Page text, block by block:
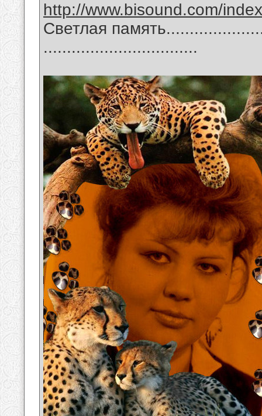
http://www.bisound.com/
Светлая
.................................